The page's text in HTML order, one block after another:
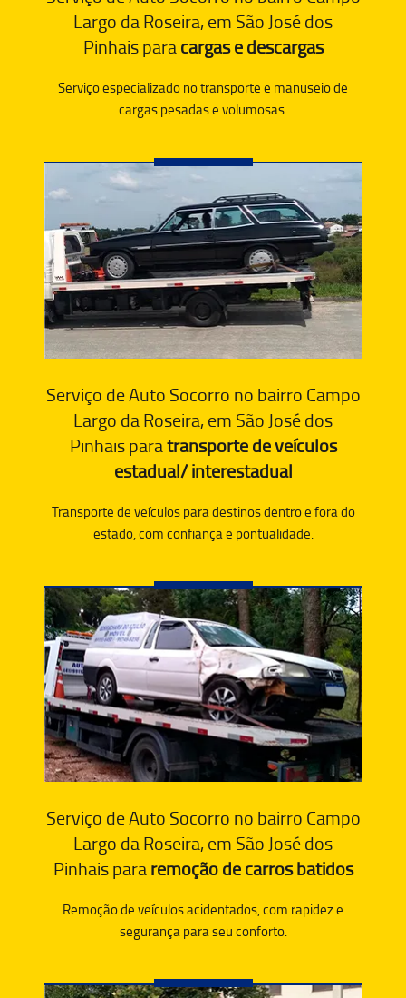
Largo da Roseira, em São José dos
Pinhais paracargas e descargas
Serviço especializado no transporte e manuseio de
cargas pesadas e volumosas.
Serviço de Auto Socorro no bairro Campo
Largo da Roseira, em São José dos
Pinhais paratransporte de veículos
estadual/ interestadual
Transporte de veículos para destinos dentro e fora do
estado, com confiança e pontualidade.
Serviço de Auto Socorro no bairro Campo
Largo da Roseira, em São José dos
Pinhais pararemoção de carros batidos
Remoção de veículos acidentados, com rapidez e
segurança para seu conforto.